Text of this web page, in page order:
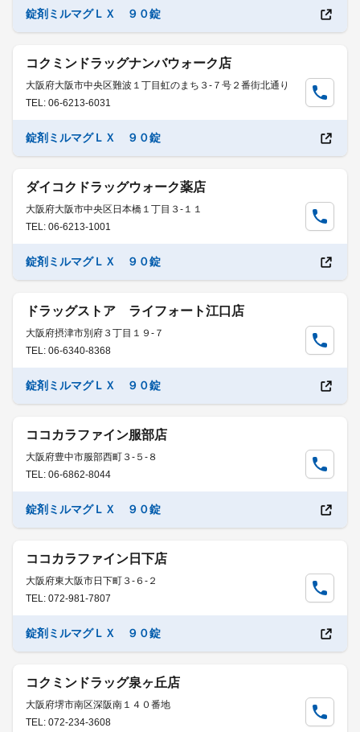
錠剤ミルマグＬＸ ９０錠
コクミンドラッグナンバウォーク店
大阪府大阪市中央区難波１丁目虹のまち３-７号２番街北通り
TEL: 06-6213-6031
錠剤ミルマグＬＸ ９０錠
ダイコクドラッグウォーク薬店
大阪府大阪市中央区日本橋１丁目３-１１
TEL: 06-6213-1001
錠剤ミルマグＬＸ ９０錠
ドラッグストア ライフォート江口店
大阪府摂津市別府３丁目１９-７
TEL: 06-6340-8368
錠剤ミルマグＬＸ ９０錠
ココカラファイン服部店
大阪府豊中市服部西町３-５-８
TEL: 06-6862-8044
錠剤ミルマグＬＸ ９０錠
ココカラファイン日下店
大阪府東大阪市日下町３-６-２
TEL: 072-981-7807
錠剤ミルマグＬＸ ９０錠
コクミンドラッグ泉ヶ丘店
大阪府堺市南区深阪南１４０番地
TEL: 072-234-3608